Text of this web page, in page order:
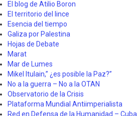
El blog de Atilio Boron
El territorio del lince
Esencia del tiempo
Galiza por Palestina
Hojas de Debate
Marat
Mar de Lumes
Mikel Itulain,” ¿es posible la Paz?”
No a la guerra – No a la OTAN
Observatorio de la Crisis
Plataforma Mundial Antiimperialista
Red en Defensa de la Humanidad – Cuba